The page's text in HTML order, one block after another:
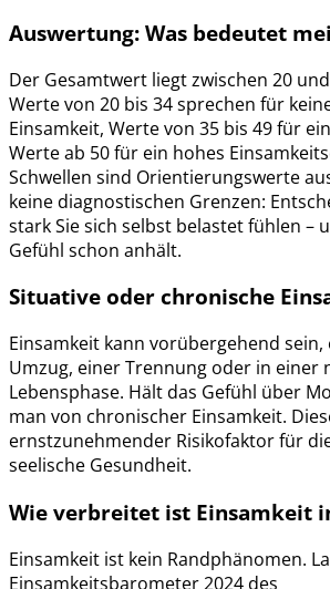
Auswertung: Was bedeutet
Der Gesamtwert liegt zwischen 20
Werte von 20 bis 34 sprechen für
Einsamkeit, Werte von 35 bis 49 für
Werte ab 50 für ein hohes
Schwellen sind Orientierungswerte
keine diagnostischen Grenzen:
stark Sie sich selbst belastet fühlen –
Gefühl schon anhält.
Situative oder chronische
Einsamkeit kann vorübergehend sein,
Umzug, einer Trennung oder in einer
Lebensphase. Hält das Gefühl über
man von chronischer Einsamkeit.
ernstzunehmender Risikofaktor für
seelische Gesundheit.
Wie verbreitet ist Einsamkeit
Einsamkeit ist kein Randphänomen.
Einsamkeitsbarometer 2024 des